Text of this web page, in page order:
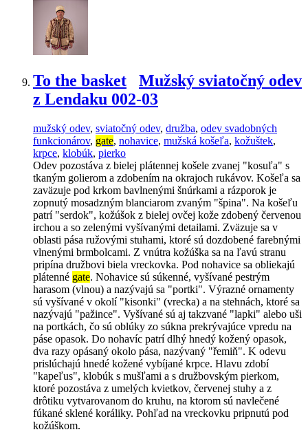
To the basket
Mužský sviatočný odev
z Lendaku 002-03
mužský odev, sviatočný odev, družba, odev svadobných
funkcionárov, gate, nohavice, mužská košeľa, kožuštek,
krpce, klobúk, pierko
Odev pozostáva z bielej plátennej košele zvanej "kosuľa" s
tkaným golierom a zdobením na okrajoch rukávov. Košeľa sa
zaväzuje pod krkom bavlnenými šnúrkami a rázporok je
zopnutý mosadzným blanciarom zvaným "špina". Na košeľu
patrí "serdok", kožúšok z bielej ovčej kože zdobený červenou
irchou a so zelenými vyšívanými detailami. Zväzuje sa v
oblasti pása ružovými stuhami, ktoré sú dozdobené farebnými
vlnenými brmbolcami. Z vnútra kožúška sa na ľavú stranu
pripína družbovi biela vreckovka. Pod nohavice sa obliekajú
plátenné gate. Nohavice sú súkenné, vyšívané pestrým
harasom (vlnou) a nazývajú sa "portki". Výrazné ornamenty
sú vyšívané v okolí "kisonki" (vrecka) a na stehnách, ktoré sa
nazývajú "pažince". Vyšívané sú aj takzvané "lapki" alebo uši
na portkách, čo sú oblúky zo súkna prekrývajúce vpredu na
páse opasok. Do nohavíc patrí dlhý hnedý kožený opasok,
dva razy opásaný okolo pása, nazývaný "řemiň". K odevu
prislúchajú hnedé kožené vybíjané krpce. Hlavu zdobí
"kapeľus", klobúk s mušľami a s družbovským pierkom,
ktoré pozostáva z umelých kvietkov, červenej stuhy a z
drôtiku vytvarovanom do kruhu, na ktorom sú navlečené
fúkané sklené koráliky. Pohľad na vreckovku pripnutú pod
kožúškom.